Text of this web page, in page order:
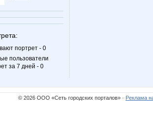
портрет - 0
пользователи
за 7 дней - 0
© 2026 ООО «Сеть городских порталов» · Реклама